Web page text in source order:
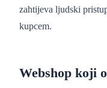
zahtijeva ljudski
kupcem.
Webshop koji